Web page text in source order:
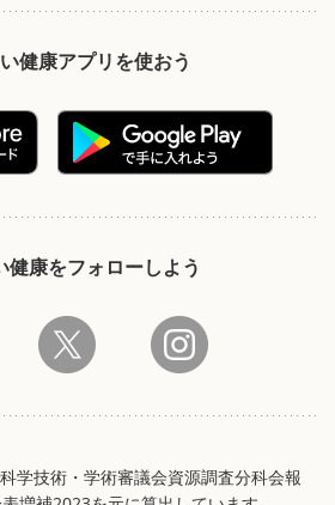
健康アプリを使おう
健康をフォローしよう
学技術・学術審議会資源調査分科会報